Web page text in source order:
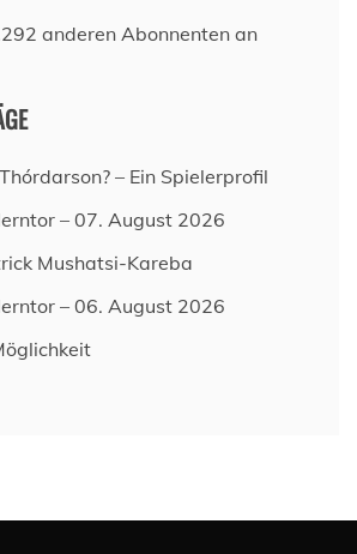
anderen Abonnenten an
– Ein Spielerprofil
– 07. August 2026
Mushatsi-Kareba
– 06. August 2026